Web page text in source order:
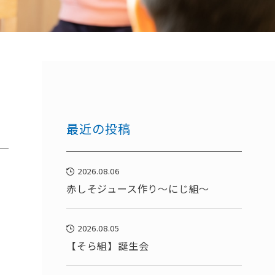
最近の投稿
2026.08.06
赤しそジュース作り～にじ組～
2026.08.05
【そら組】誕生会